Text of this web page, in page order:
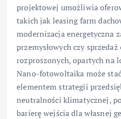
projektowej umożliwia
takich jak leasing farm
modernizacja energetyczna
przemysłowych czy
rozproszonych, opartych na
Nano-fotowoltaika może
elementem strategii
neutralności klimatycznej,
barierę wejścia dla własnej